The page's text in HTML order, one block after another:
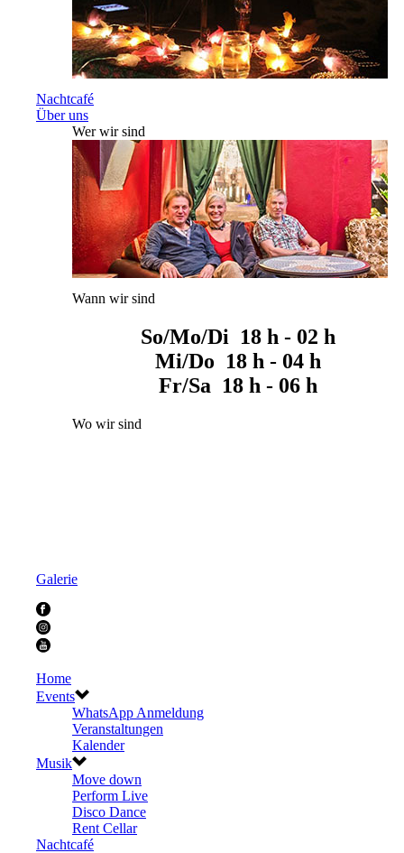
Nachtcafé
Über uns
Wer wir sind
Wann wir sind
So/Mo/Di 18 h - 02 h
Mi/Do 18 h - 04 h
Fr/Sa 18 h - 06 h
Wo wir sind
Galerie
Home
Events
WhatsApp Anmeldung
Veranstaltungen
Kalender
Musik
Move down
Perform Live
Disco Dance
Rent Cellar
Nachtcafé